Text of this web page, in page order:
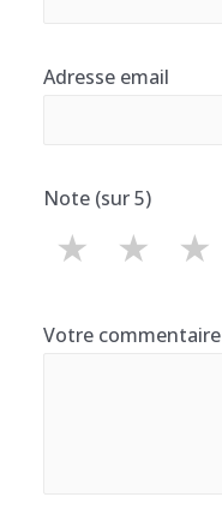
Adresse email
Note (sur 5)
★
★
★
Votre commentaire